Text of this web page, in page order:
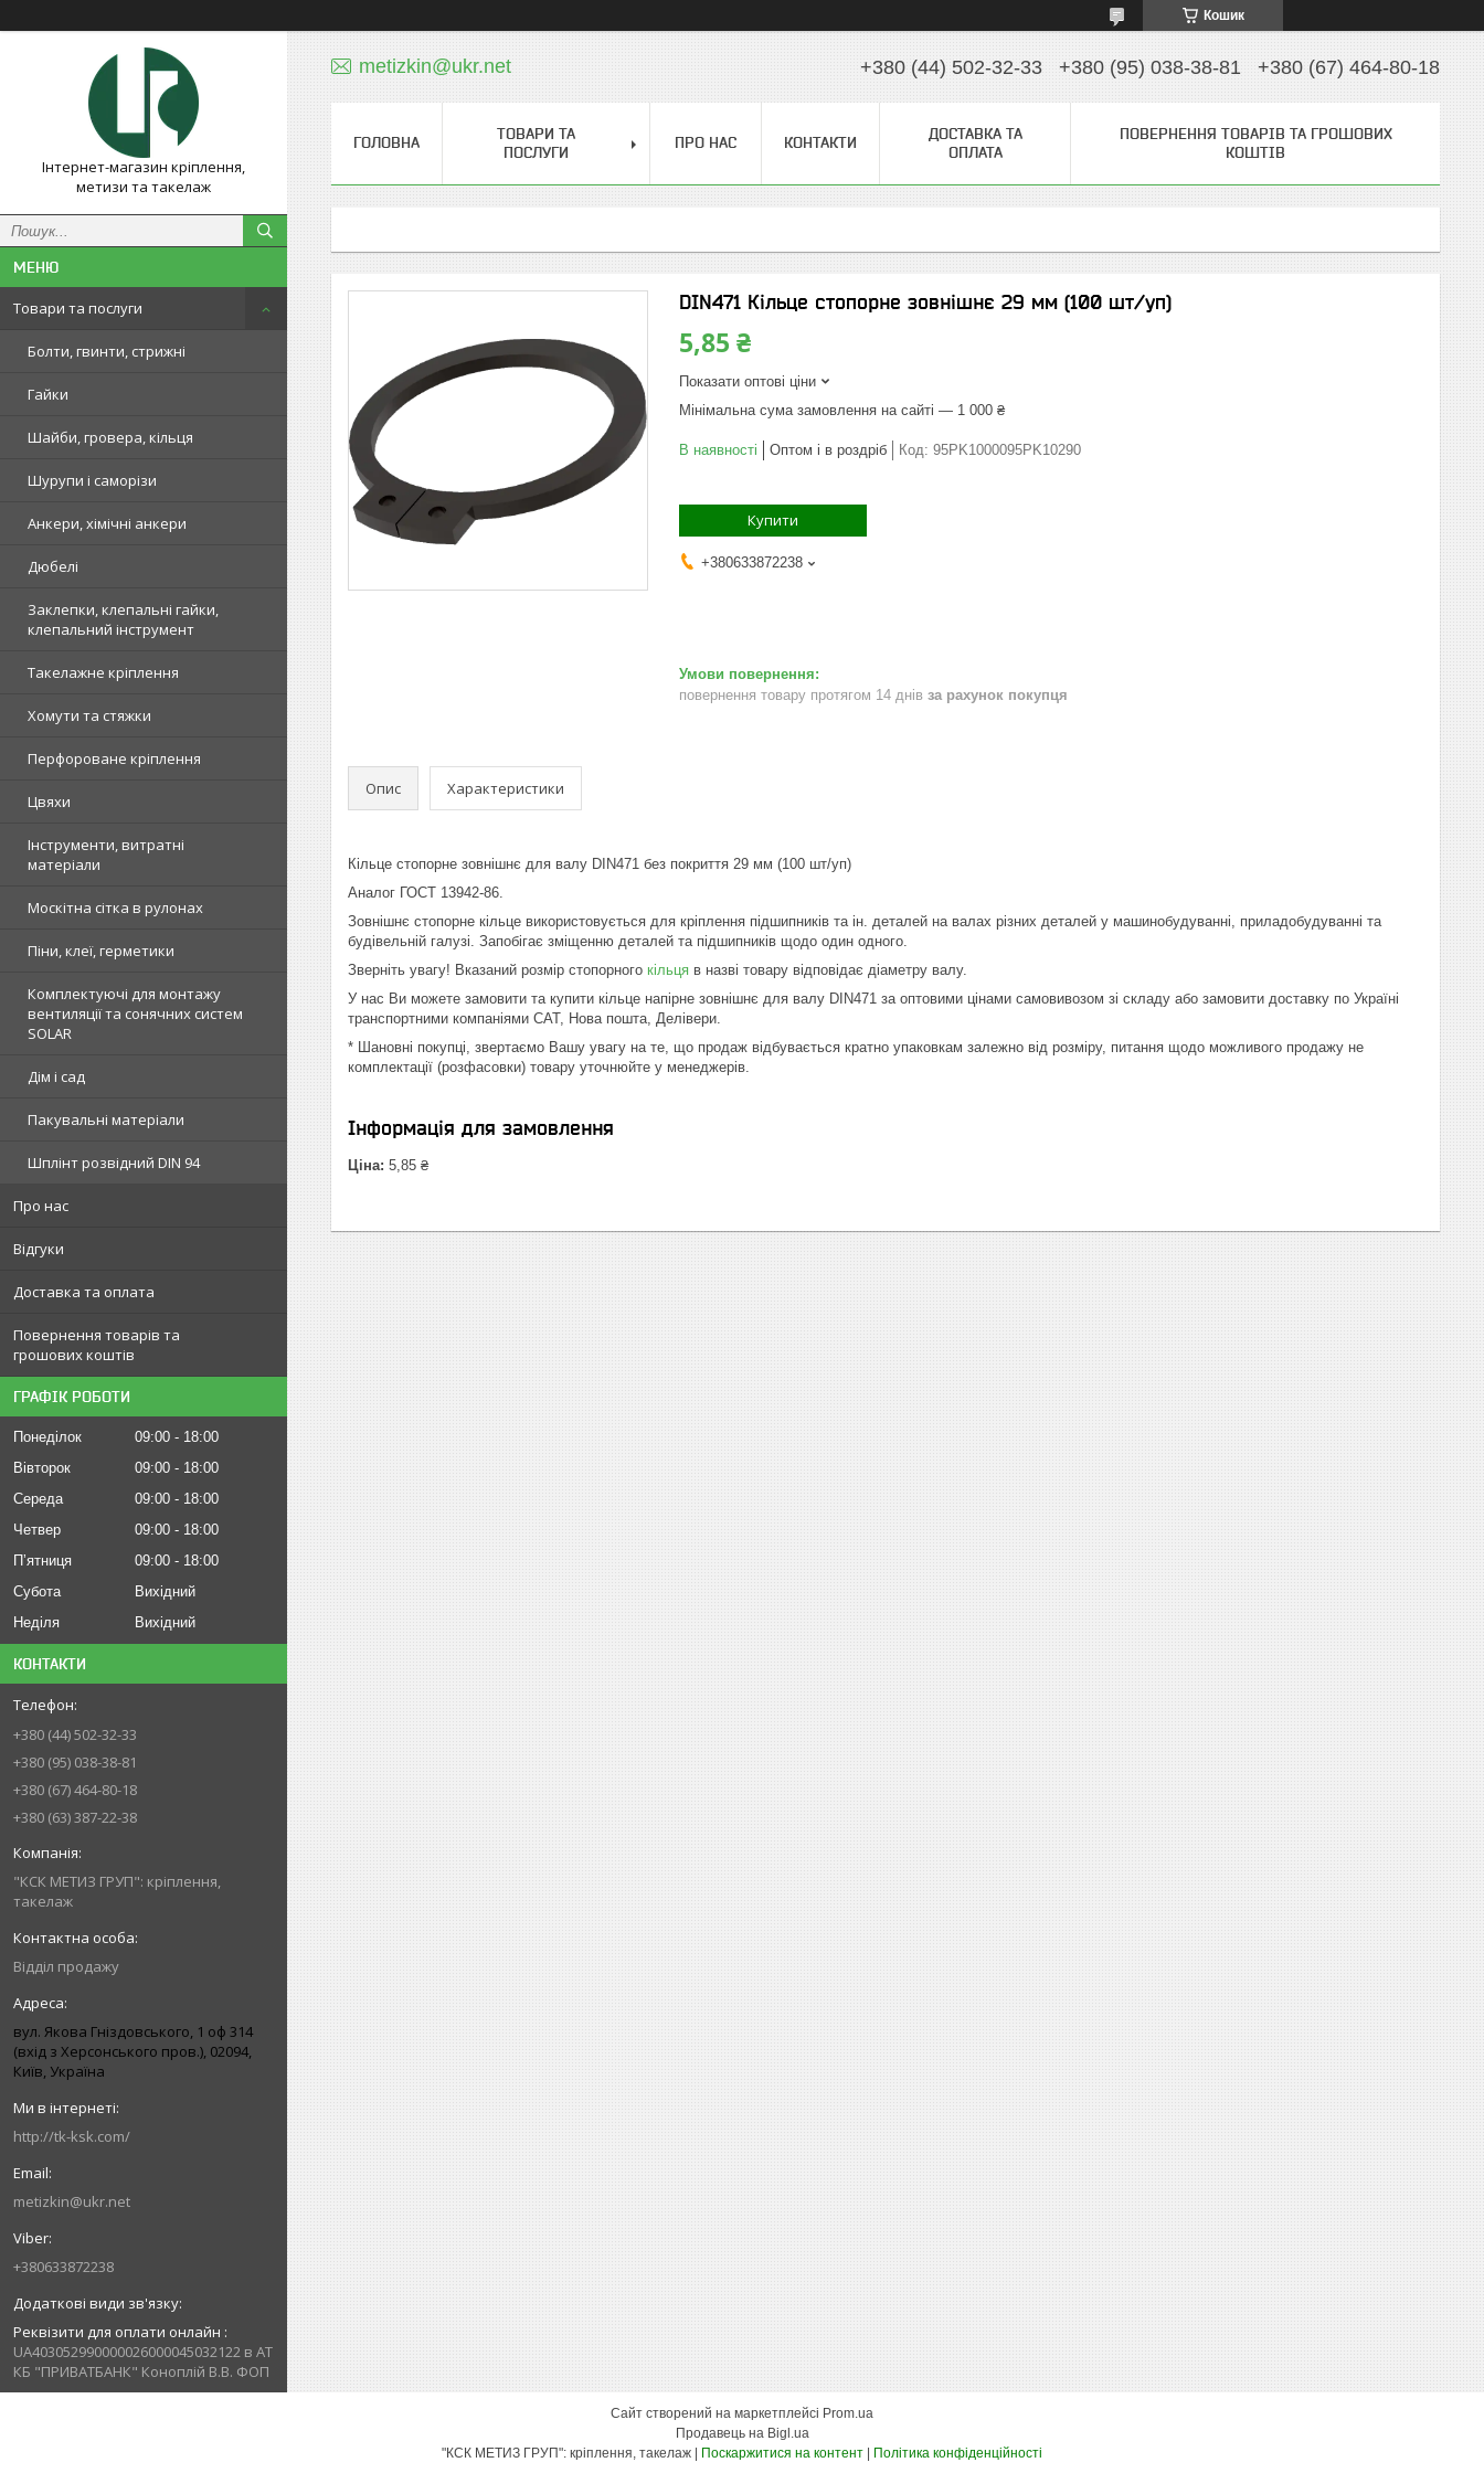
Кошик
Інтернет-магазин кріплення,
метизи та такелаж
Товари та послуги
Болти, гвинти, стрижні
Гайки
Шайби, гровера, кільця
Шурупи і саморізи
Анкери, хімічні анкери
Дюбелі
Заклепки, клепальні гайки,
клепальний інструмент
Такелажне кріплення
Хомути та стяжки
Перфороване кріплення
Цвяхи
Інструменти, витратні
матеріали
Москітна сітка в рулонах
Піни, клеї, герметики
Комплектуючі для монтажу
вентиляції та сонячних систем
SOLAR
Дім і сад
Пакувальні матеріали
Шплінт розвідний DIN 94
Про нас
Відгуки
Доставка та оплата
Повернення товарів та
грошових коштів
ГРАФІК РОБОТИ
Понеділок 09:00
18:00
Вівторок
09:00
18:00
Середа
09:00
18:00
Четвер
09:00
18:00
Пʼятниця
09:00
18:00
Субота
Вихідний
Неділя
Вихідний
КОНТАКТИ
+380 (44) 502-32-33
+380 (95) 038-38-81
+380 (67) 464-80-18
+380 (63) 387-22-38
"КСК МЕТИЗ ГРУП": кріплення,
такелаж
Відділ продажу
вул. Якова Гніздовського, 1 оф 314
(вхід з Херсонського пров.), 02094,
Київ, Україна
http://tk-ksk.com/
metizkin@ukr.net
+380633872238
Реквізити для оплати онлайн
UA403052990000026000045032122 в АТ
КБ "ПРИВАТБАНК" Коноплій В.В. ФОП
metizkin@ukr.net +380 (44) 502-32-33 +380 (95) 038-38-81 +380 (67) 464-80-18
ГОЛОВНА
ТОВАРИ ТА
ПОСЛУГИ
ПРО НАС КОНТАКТИ
ДОСТАВКА ТА
ОПЛАТА
ПОВЕРНЕННЯ ТОВАРІВ ТА ГРОШОВИХ
КОШТІВ
DIN471 Кільце стопорне зовнішнє 29 мм (100 шт/уп)
5,85 ₴
Показати оптові ціни
Мінімальна сума замовлення на сайті — 1 000 ₴
В наявності Оптом і в роздріб Код: 95PK1000095PK10290
Купити
+380633872238
повернення товару протягом 14 днів за рахунок покупця
Опис Характеристики
Кільце стопорне зовнішнє для валу DIN471 без покриття 29 мм (100 шт/уп)
Аналог ГОСТ 13942-86.
Зовнішнє стопорне кільце використовується для кріплення підшипників та ін. деталей на валах різних деталей у машинобудуванні, приладобудуванні та
будівельній галузі. Запобігає зміщенню деталей та підшипників щодо один одного.
Зверніть увагу! Вказаний розмір стопорного кільця в назві товару відповідає діаметру валу.
У нас Ви можете замовити та купити кільце напірне зовнішнє для валу DIN471 за оптовими цінами самовивозом зі складу або замовити доставку по Україні
транспортними компаніями САТ, Нова пошта, Делівери.
* Шановні покупці, звертаємо Вашу увагу на те, що продаж відбувається кратно упаковкам залежно від розміру, питання щодо можливого продажу не
комплектації (розфасовки) товару уточнюйте у менеджерів.
Інформація для замовлення
Ціна: 5,85 ₴
Сайт створений на маркетплейсі Prom.ua
Продавець на Bigl.ua
Поскаржитися на контент Політика конфіденційності